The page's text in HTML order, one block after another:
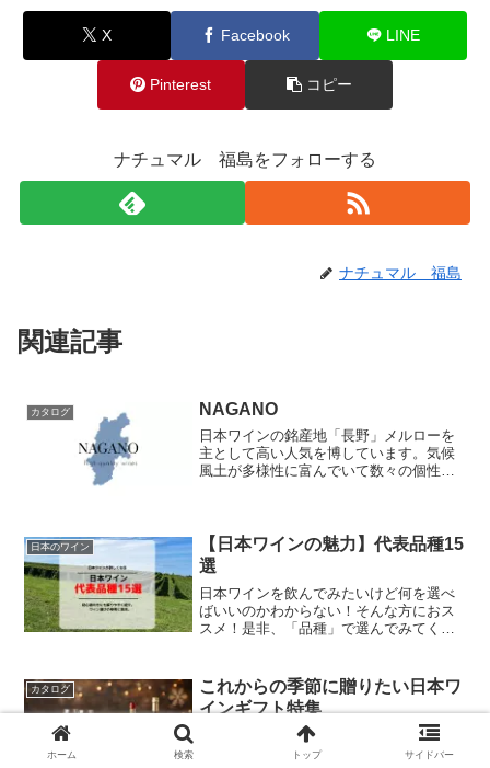
様々なジャンルのシェフ、ソムリエ、ワインインポーター
の方々にブラインドテイスティングをしてもらいました
が、果実味とミネラル感、優しい飲み口に「これが甲州で
すか？」と驚きのリアクションが多数でした！
んでほしいです！
作り手さんから
ン・カルボニック製法にて房ごと約二週間、タンクに閉じ
込め独特の香りと柔らかい酸を引き出しました。
優しい味わいと香りは生牡蠣にポン酢やレモンを合わせ
て。牡蠣フライ、牡蠣のアヒージョ、常夜鍋など和食全般
に合います。
れていて、ポン酢にあわせるなら、この優しい甲州が良い
のではないかと思います。
引用：ドメーヌ・ジン
X Facebook LINE
Pinterest コピー
ナチュマル 福島をフォローする
ナチュマル 福島
関連記事
カタログ NAGANO
日本ワインの銘産地「長野」メルローを
主として高い人気を博しています。気候
風土が多様性に富んでいて数々の個性的
日本のワイン
【日本ワインの魅力】代表品種15
選
日本ワインを飲んでみたいけど何を選べ
ばいいのかわからない！そんな方におス
スメ！是非、「品種」で選んでみてくだ
ね！日本ワイン選びの参考にしてみてく
ださい！
カタログ
これからの季節に贈りたい日本ワ
インギフト特集
街にイルミネーションが灯り、クリスマ
スや年末年始の集まりが待ち遠しい季節
ホーム 検索 トップ サイドバー